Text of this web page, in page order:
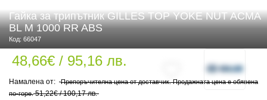
Гайка за трипътник GILLES TOP YOKE NUT ACMA
BL M 1000 RR ABS
Код: 66047
48,66€ / 95,16 лв.
Препоръчителна цена от доставчик. Продажната цена е обявена
по-горе. 51,22€ / 100,17 лв.